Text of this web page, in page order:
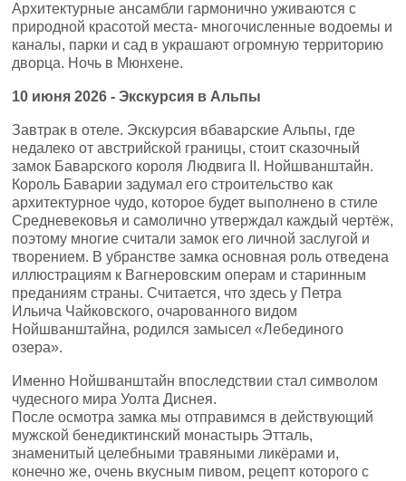
Архитектурные ансамбли гармонично уживаются с
природной красотой места- многочисленные водоемы и
каналы, парки и сад в украшают огромную территорию
дворца. Ночь в Мюнхене.
10 июня2026 -Экскурсия в Альпы
Завтрак в отеле. Экскурсия вбаварские Альпы, где
недалеко от австрийской границы, стоит сказочный
замок Баварского короля Людвига II. Нойшванштайн.
Король Баварии задумал его строительство как
архитектурное чудо, которое будет выполнено в стиле
Средневековья и самолично утверждал каждый чертёж,
поэтому многие считали замок его личной заслугой и
творением. В убранстве замка основная роль отведена
иллюстрациям к Вагнеровским операм и старинным
преданиям страны. Считается, что здесь у Петра
Ильича Чайковского, очарованного видом
Нойшванштайна, родился замысел «Лебединого
озера».
Именно Нойшванштайн впоследствии стал символом
чудесного мира Уолта Диснея.
После осмотра замка мы отправимся в действующий
мужской бенедиктинский монастырь Этталь,
знаменитый целебными травяными ликёрами и,
конечно же, очень вкусным пивом, рецепт которого с